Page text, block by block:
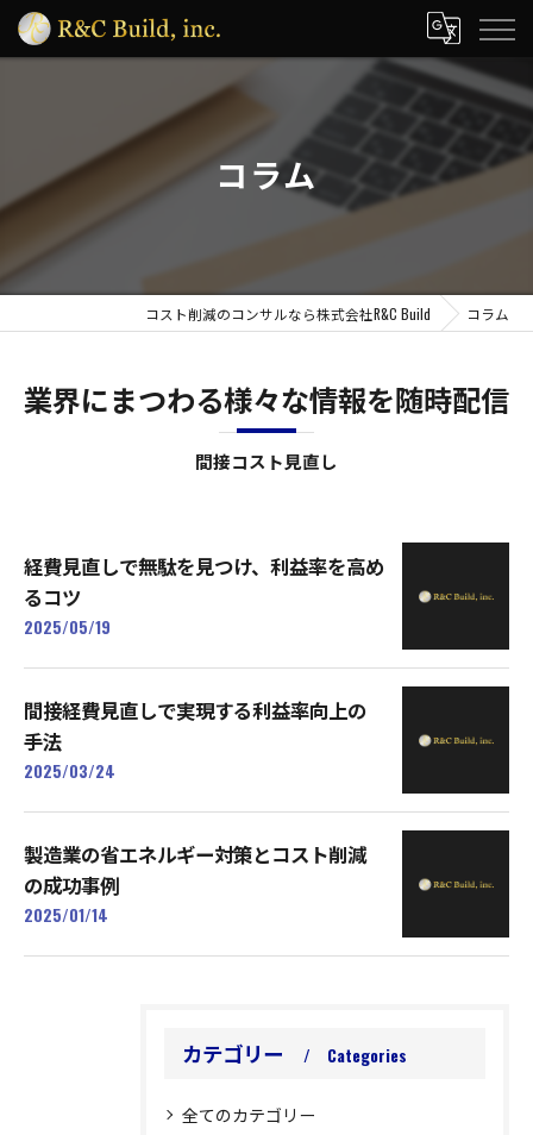
コラム
コスト削減のコンサルなら株式会社R&C Build コラム
業界にまつわる様々な情報を随時配信
間接コスト見直し
経費見直しで無駄を見つけ、利益率を高め
るコツ
2025/05/19
間接経費見直しで実現する利益率向上の
手法
2025/03/24
製造業の省エネルギー対策とコスト削減
の成功事例
2025/01/14
カテゴリー Categories
全てのカテゴリー